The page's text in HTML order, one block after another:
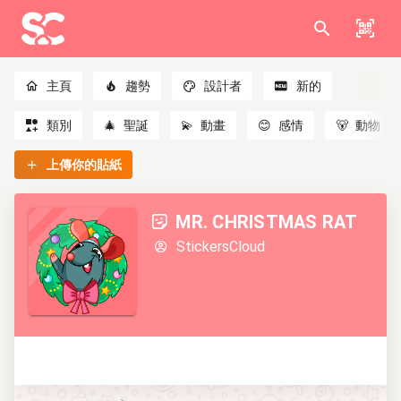
主頁 趨勢 設計者 新的
類別 🎄 聖誕 💫 動畫 😊 感情 🐻 動物
上傳你的貼紙
MR. CHRISTMAS RAT
StickersCloud